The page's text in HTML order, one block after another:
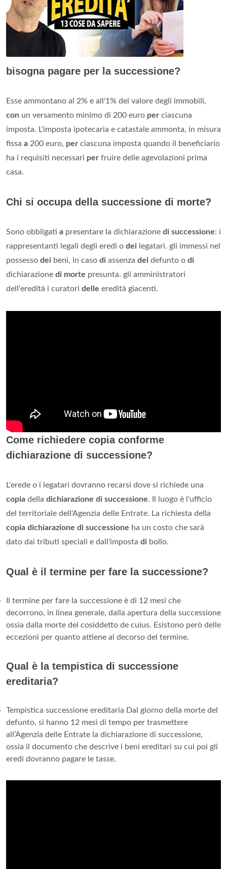
bisogna pagare per la successione?
Esse ammontano al 2% e all'1% del valore degli immobili,
con un versamento minimo di 200 euro per ciascuna
imposta. L'imposta ipotecaria e catastale ammonta, in misura
fissa a 200 euro, per ciascuna imposta quando il beneficiario
ha i requisiti necessari per fruire delle agevolazioni prima
casa.
Chi si occupa della successione di morte?
Sono obbligati a presentare la dichiarazione di successione: i
rappresentanti legali degli eredi o dei legatari. gli immessi nel
possesso dei beni, in caso di assenza del defunto o di
dichiarazione di morte presunta. gli amministratori
dell'eredità i curatori delle eredità giacenti.
Come richiedere copia conforme
dichiarazione di successione?
L'erede o i legatari dovranno recarsi dove si richiede una
copia della dichiarazione di successione. Il luogo è l'ufficio
del territoriale dell'Agenzia delle Entrate. La richiesta della
copia dichiarazione di successione ha un costo che sarà
dato dai tributi speciali e dall'imposta di bollo.
Qual è il termine per fare la successione?
Il termine per fare la successione è di 12 mesi che
decorrono, in linea generale, dalla apertura della successione
ossia dalla morte del cosiddetto de cuius. Esistono però delle
eccezioni per quanto attiene al decorso del termine.
Qual è la tempistica di successione
ereditaria?
Tempistica successione ereditaria Dal giorno della morte del
defunto, si hanno 12 mesi di tempo per trasmettere
all’Agenzia delle Entrate la dichiarazione di successione,
ossia il documento che descrive i beni ereditari su cui poi gli
eredi dovranno pagare le tasse.